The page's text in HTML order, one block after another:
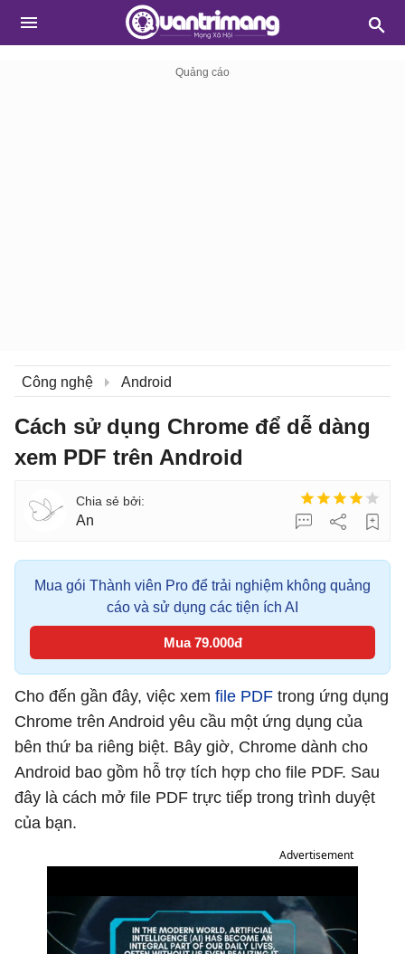
Công nghệ Android
Cách sử dụng Chrome để dễ dàng
xem PDF trên Android
An
Mua gói Thành viên Pro để trải nghiệm không quảng
cáo và sử dụng các tiện ích AI
Mua 79.000đ
Cho đến gần đây, việc xem file PDF trong ứng dụng
Chrome trên Android yêu cầu một ứng dụng của
bên thứ ba riêng biệt. Bây giờ, Chrome dành cho
Android bao gồm hỗ trợ tích hợp cho file PDF. Sau
đây là cách mở file PDF trực tiếp trong trình duyệt
của bạn.
Advertisement